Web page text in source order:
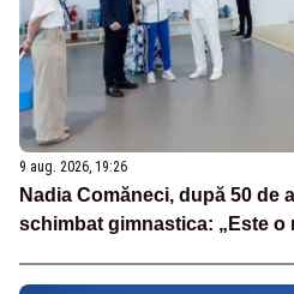
9 aug. 2026, 19:26
Nadia Comăneci, după 50 de
schimbat gimnastica: „Este o